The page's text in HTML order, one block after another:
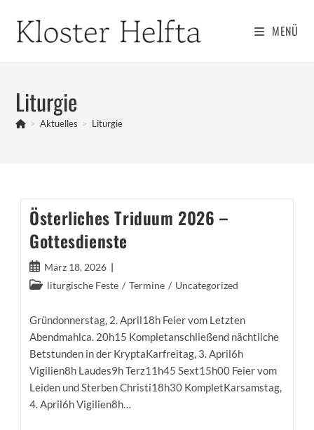
Inhalt
springen
MENÜ
Liturgie
> Aktuelles > Liturgie
Österliches Triduum 2026 –
Gottesdienste
Beitrag
veröffentlicht:
März 18, 2026
Beitrags-liturgische Feste / Termine / Uncategorized
Gründonnerstag, 2. April18h Feier vom Letzten
Abendmahlca. 20h15 Kompletanschließend nächtliche
Betstunden in der KryptaKarfreitag, 3. April6h
Vigilien8h Laudes9h Terz11h45 Sext15h00 Feier vom
Leiden und Sterben Christi18h30 KompletKarsamstag,
4. April6h Vigilien8h…